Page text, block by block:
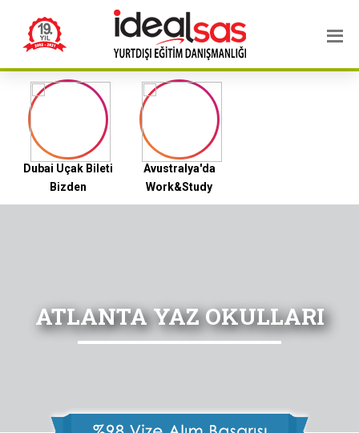
Dubai Uçak Bileti
Bizden
Avustralya'da
Work&Study
ATLANTA YAZ OKULLARI